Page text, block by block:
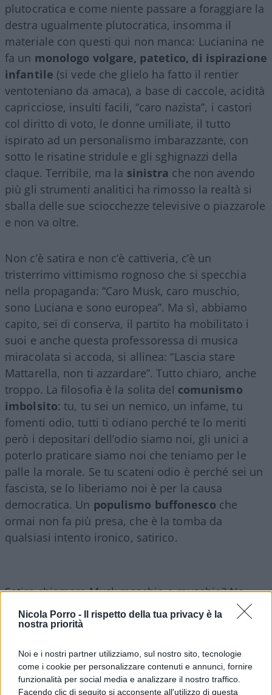
Nicola Porro -
Il rispetto della tua privacy è la
nostra priorità
Noi e i nostri partner utilizziamo, sul nostro sito, tecnologie
come i cookie per personalizzare contenuti e annunci, fornire
funzionalità per social media e analizzare il nostro traffico.
Facendo clic di seguito si acconsente all'utilizzo di questa
plutocratica e come niente passare a foraggiare la
destra ugualmente plutocratica, insomma il
materiale con questi qui non manca: Lucianina ne
fa un monologo volgare, patetico, di ispirazione
infantile (si vede che glielo ha fatto il rentier
ventoteniano da amaca), a base di caccole, acidità
capricciose, insulti facili, “caro nazista”, i castori
col diritto di voto, le donne umiliate, il tutto
ispirato ad un personalismo imbarazzante, con
sotto le risatine stridule e gli sghignazzi della
claque. Terribile, ma la sinistra che non avendo
più gli strumenti analitici ha rimosso la realtà si
sballa delle sue sciocchezze televisive o piazzarole
e non va oltre.
Non c’è satira e non c’è cattiveria, c’è un
tristerrimo vittimismo rognoso che si specchia
nella propaganda: “Caro Musk, caro muschio,
sono Luciana e sono europea”. Ma sì, abbiamo
capito, sei di conserva, il partito ha mobilitato i
suoi e anche questa professoressa di musica
miracolata si accoda, si allinea: “Lascia stare
Mattarella, non ti azzardare”. Tutto chiaro, anche
troppo. La filosofia è la solita del comunismo
imbolsito: tu, tu sei un nemico, un infame, tu
fomenti odio, tutti ti odiano perché te lo meriti
però i depositari dell’odio siamo noi, gli unici a
poterlo praticare siamo noi che teniamo per le
palle la morale. Se tu scateni odio è perché sei un
fascista, se lo liberiamo noi è per la causa
democratica. Un populismo buffonesco che
ormai non fa più presa, che è la tomba da
qualsiasi intento ironico, satirico.
Satira chiamare Musk maschio o muschio? No,
satira sarebbe dire che Littizzetto è coeva del
Manifesto di Ventotene ed invecchiata altrettanto
senza parole del politicamente corretto che
gronda sdegni partigiani. Oppure, volendo,
potrebbe essere la mera constatazione della realtà